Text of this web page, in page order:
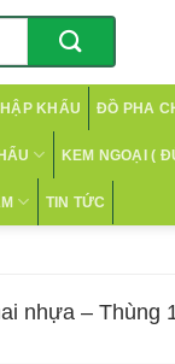
KHẨU ĐỒ PHA
KEM NGOẠI (
TIN TỨC
nhựa – Thùng